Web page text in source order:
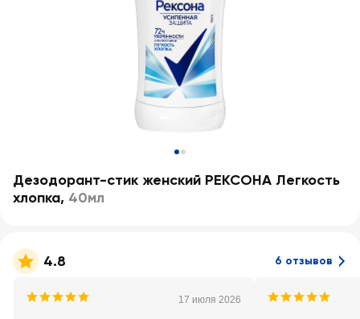
Дезодорант-стик женский РЕКСОНА Легкость
хлопка, 40мл
4.8 6 отзывов
17 июля 2026